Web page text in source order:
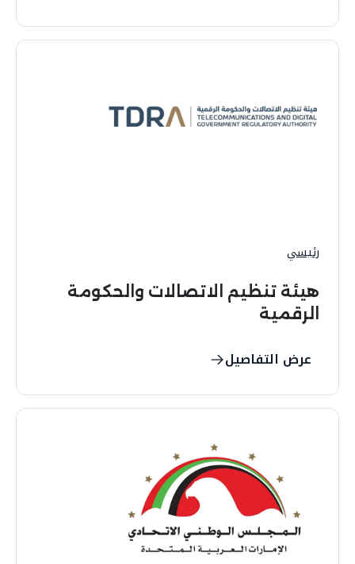
رئيسي
هيئة تنظيم الاتصالات والحكومة
الرقمية
عرض التفاصيل